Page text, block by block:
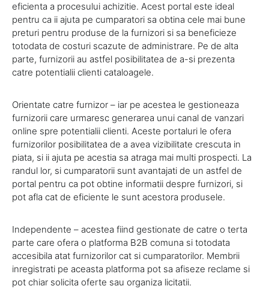
eficienta a procesului achizitie. Acest portal este ideal
pentru ca ii ajuta pe cumparatori sa obtina cele mai bune
preturi pentru produse de la furnizori si sa beneficieze
totodata de costuri scazute de administrare. Pe de alta
parte, furnizorii au astfel posibilitatea de a-si prezenta
catre potentialii clienti cataloagele.
Orientate catre furnizor – iar pe acestea le gestioneaza
furnizorii care urmaresc generarea unui canal de vanzari
online spre potentialii clienti. Aceste portaluri le ofera
furnizorilor posibilitatea de a avea vizibilitate crescuta in
piata, si ii ajuta pe acestia sa atraga mai multi prospecti. La
randul lor, si cumparatorii sunt avantajati de un astfel de
portal pentru ca pot obtine informatii despre furnizori, si
pot afla cat de eficiente le sunt acestora produsele.
Independente – acestea fiind gestionate de catre o terta
parte care ofera o platforma B2B comuna si totodata
accesibila atat furnizorilor cat si cumparatorilor. Membrii
inregistrati pe aceasta platforma pot sa afiseze reclame si
pot chiar solicita oferte sau organiza licitatii.